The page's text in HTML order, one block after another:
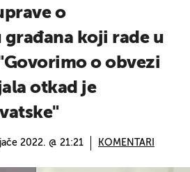
o
koji rade u
o obvezi
otkad je
2022. @ 21:21 KOMENTARI